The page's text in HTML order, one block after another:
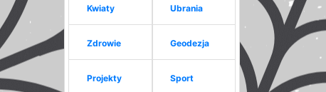
Kwiaty
Zdrowie
Projekty
Ubrania
Geodezja
Sport